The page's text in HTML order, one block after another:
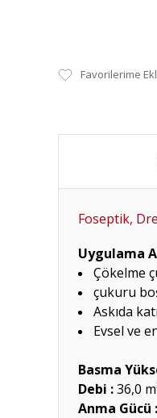
Foseptik,
Uygulama
Çökelme
çukuru
Askıda
Evsel ve
Basma
Debi :36,0
Anma Gücü :